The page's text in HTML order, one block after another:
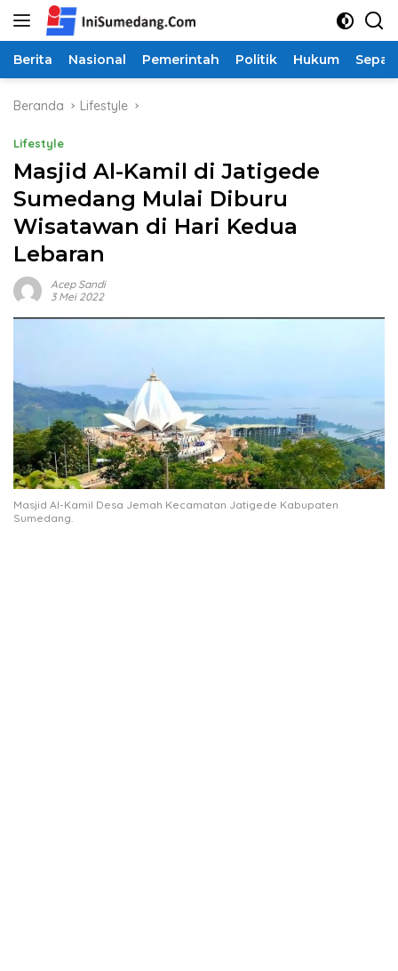
Langsung
Berita Nasional Pemerintah Politik Hukum
Beranda Lifestyle
Lifestyle
Masjid Al-Kamil di Jatigede
Sumedang Mulai Diburu
Wisatawan di Hari Kedua
Lebaran
Acep Sandi
3 Mei 2022
Masjid Al-Kamil Desa Jemah Kecamatan Jatigede Kabupaten
Sumedang.